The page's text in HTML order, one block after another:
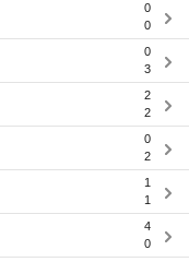
0
0
0
3
2
2
0
2
1
1
4
0